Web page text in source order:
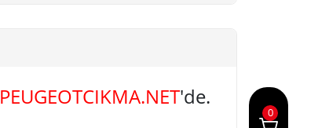
PEUGEOTCIKMA.NET'de.
0